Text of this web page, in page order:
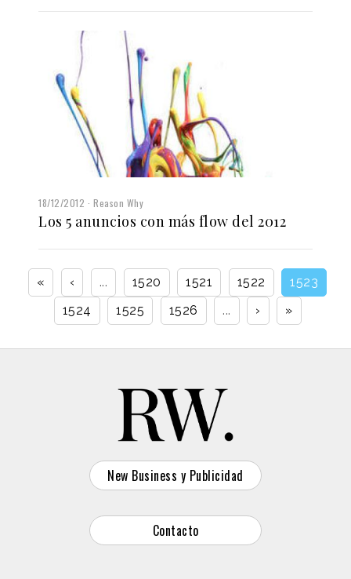
18/12/2012 Reason Why
Los 5 anuncios con más flow del 2012
« ‹ ... 1520 1521 1522
1523
1524
1525 1526 ... › »
New Business y Publicidad
Contacto